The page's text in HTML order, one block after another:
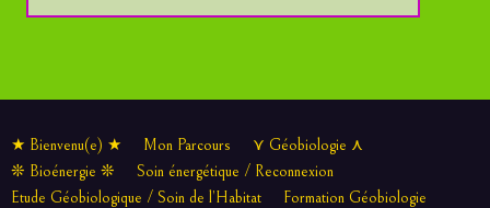
★ Bienvenu(e) ★ Mon Parcours
⋎ Géobiologie ⋏
❊ Bioénergie ❊
Soin énergétique / Reconnexion
Etude Géobiologique / Soin de l’Habitat
Formation Géobiologie